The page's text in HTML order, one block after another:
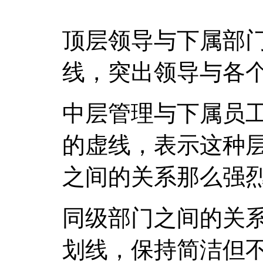
顶层领导与下属部
线，突出领导与各
中层管理与下属员
的虚线，表示这种
之间的关系那么强
同级部门之间的关
划线，保持简洁但